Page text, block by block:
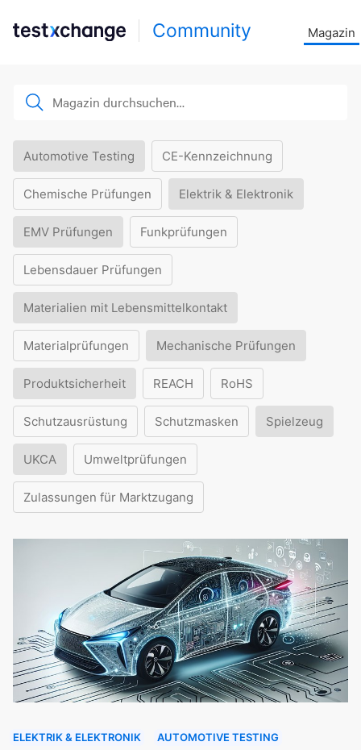
Community Magazin
Automotive Testing CE-Kennzeichnung
Chemische Prüfungen Elektrik & Elektronik
EMV Prüfungen Funkprüfungen
Lebensdauer Prüfungen
Materialien mit Lebensmittelkontakt
Materialprüfungen Mechanische Prüfungen
Produktsicherheit REACH RoHS
Schutzausrüstung Schutzmasken Spielzeug
UKCA Umweltprüfungen
Zulassungen für Marktzugang
ELEKTRIK & ELEKTRONIK AUTOMOTIVE TESTING